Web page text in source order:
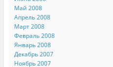
Май 2008
Апрель 2008
Март 2008
Февраль 2008
Январь 2008
Декабрь 2007
Ноябрь 2007